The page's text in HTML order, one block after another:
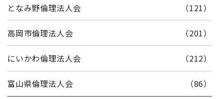
となみ野倫理法人会 （121）
高岡市倫理法人会 （201）
にいかわ倫理法人会 （212）
富山県倫理法人会 （86）